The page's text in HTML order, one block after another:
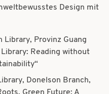
Design mit
Library, Provinz Guang
Library: Reading without
“
Donelson Branch,